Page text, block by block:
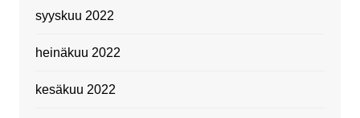
syyskuu 2022
heinäkuu 2022
kesäkuu 2022